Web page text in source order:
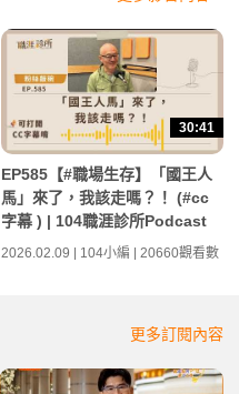
30:41
EP585【#職場生存】「國王人
馬」來了，我該走嗎？！ (#cc
字幕 ) | 104職涯診所Podcast
2026.02.09 | 104小編 | 20660觀看數
更多訂閱內容